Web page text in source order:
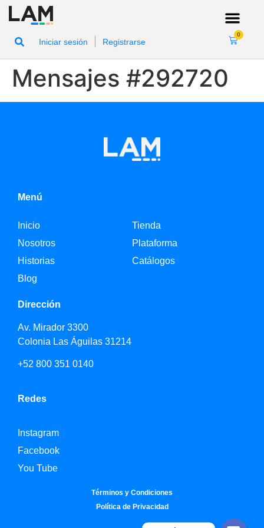
Iniciar sesión Registrarse
0
Mensajes #292720
Menú
Inicio
Nosotros
Historias
Blog
Tienda
Plataforma
Catálogos
Dirección
Av. Mirador 3300
Colonia Las Águilas 31214
+52 800 351 0140
Redes
Instagram
Facebook
You Tube
Términos y Condiciones
Política de Privacidad